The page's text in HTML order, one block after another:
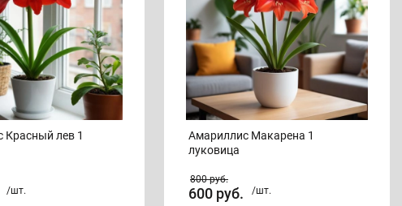
Красный лев 1
/шт.
Амариллис Макарена 1
луковица
800руб.
600 руб. /шт.